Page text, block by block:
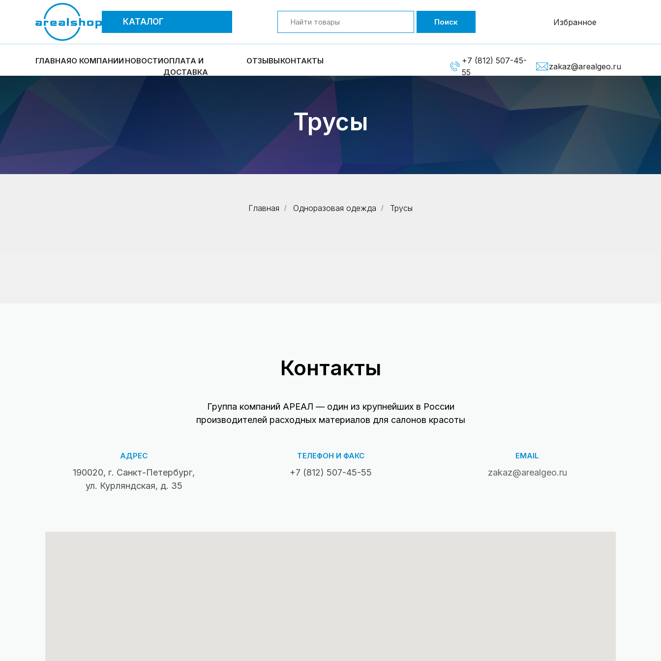
КАТАЛОГ Избранное
Поиск
ГЛАВНАЯО КОМПАНИИ НОВОСТИОПЛАТА И
ДОСТАВКА
ОТЗЫВЫКОНТАКТЫ
+7 (812) 507-45-
55
zakaz@arealgeo.ru
Трусы
Главная / Одноразовая одежда / Трусы
Контакты
Группа компаний АРЕАЛ — один из крупнейших в России
производителей расходных материалов для салонов красоты
АДРЕС
190020, г. Санкт-Петербург,
ул. Курляндская, д. 35
ТЕЛЕФОН И ФАКС
+7 (812) 507-45-55
EMAIL
zakaz@arealgeo.ru